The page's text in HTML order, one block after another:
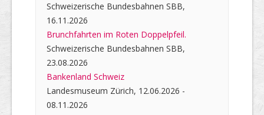
Schweizerische Bundesbahnen SBB,
16.11.2026
Brunchfahrten im Roten Doppelpfeil.
Schweizerische Bundesbahnen SBB,
23.08.2026
Bankenland Schweiz
Landesmuseum Zürich, 12.06.2026 -
08.11.2026